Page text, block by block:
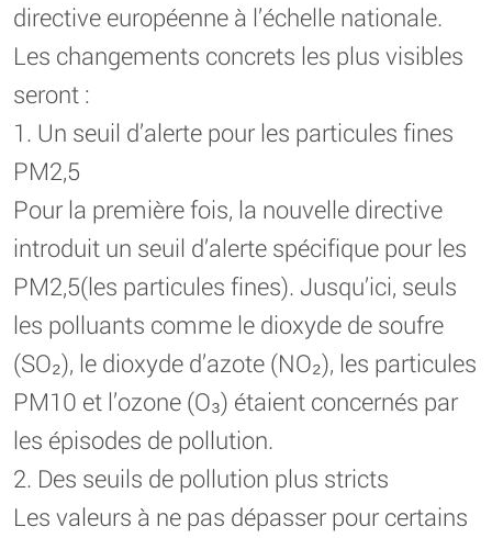
directive européenne à l’échelle nationale.
Les changements concrets les plus visibles
seront :
1. Un seuil d’alerte pour les particules fines
PM2,5
Pour la première fois, la nouvelle directive
introduit un seuil d’alerte spécifique pour les
PM2,5(les particules fines). Jusqu’ici, seuls
les polluants comme le dioxyde de soufre
(SO₂), le dioxyde d’azote (NO₂), les particules
PM10 et l’ozone (O₃) étaient concernés par
les épisodes de pollution.
2. Des seuils de pollution plus stricts
Les valeurs à ne pas dépasser pour certains